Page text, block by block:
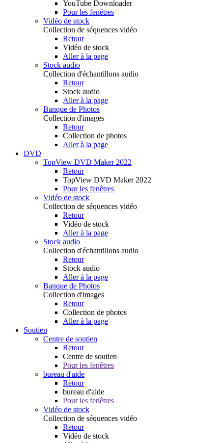
YouTube Downloader
Pour les fenêtres
Vidéo de stock
Collection de séquences vidéo
Retour
Vidéo de stock
Aller à la page
Stock audio
Collection d'échantillons audio
Retour
Stock audio
Aller à la page
Banque de Photos
Collection d'images
Retour
Collection de photos
Aller à la page
DVD
TopView DVD Maker 2022
Retour
TopView DVD Maker 2022
Pour les fenêtres
Vidéo de stock
Collection de séquences vidéo
Retour
Vidéo de stock
Aller à la page
Stock audio
Collection d'échantillons audio
Retour
Stock audio
Aller à la page
Banque de Photos
Collection d'images
Retour
Collection de photos
Aller à la page
Soutien
Centre de soutien
Retour
Centre de soutien
Pour les fenêtres
bureau d'aide
Retour
bureau d'aide
Pour les fenêtres
Vidéo de stock
Collection de séquences vidéo
Retour
Vidéo de stock